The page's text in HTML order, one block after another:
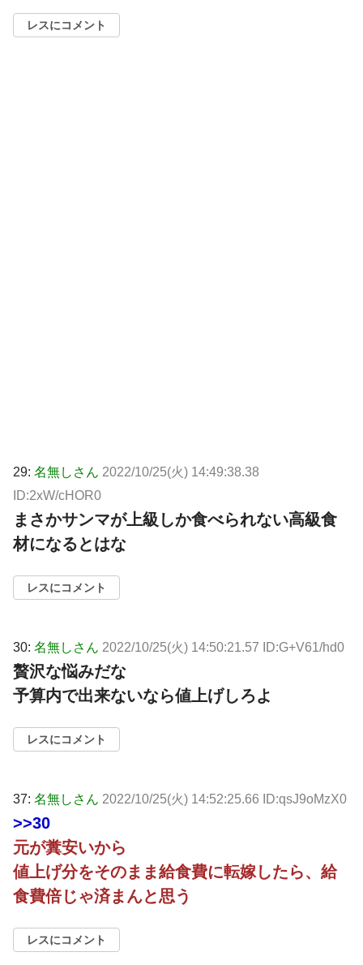
レスにコメント
29: 名無しさん 2022/10/25(火) 14:49:38.38
ID:2xW/cHOR0
まさかサンマが上級しか食べられない高級食
材になるとはな
レスにコメント
30: 名無しさん 2022/10/25(火) 14:50:21.57 ID:G+V61/hd0
贅沢な悩みだな
予算内で出来ないなら値上げしろよ
レスにコメント
37: 名無しさん 2022/10/25(火) 14:52:25.66 ID:qsJ9oMzX0
>>30
元が糞安いから
値上げ分をそのまま給食費に転嫁したら、給
食費倍じゃ済まんと思う
レスにコメント